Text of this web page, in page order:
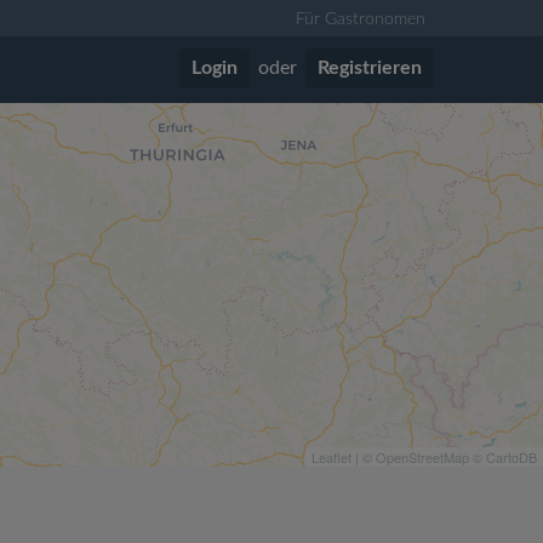
Für Gastronomen
Login oder Registrieren
Leaflet | © OpenStreetMap © CartoDB